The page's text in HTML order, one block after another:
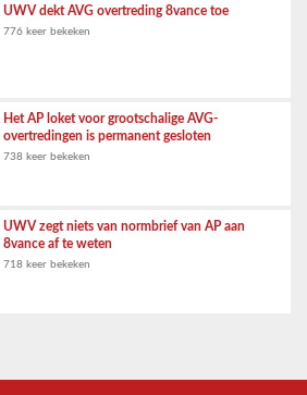
UWV dekt AVG overtreding 8vance toe
776 keer bekeken
Het AP loket voor grootschalige AVG-
overtredingen is permanent gesloten
738 keer bekeken
UWV zegt niets van normbrief van AP aan
8vance af te weten
718 keer bekeken